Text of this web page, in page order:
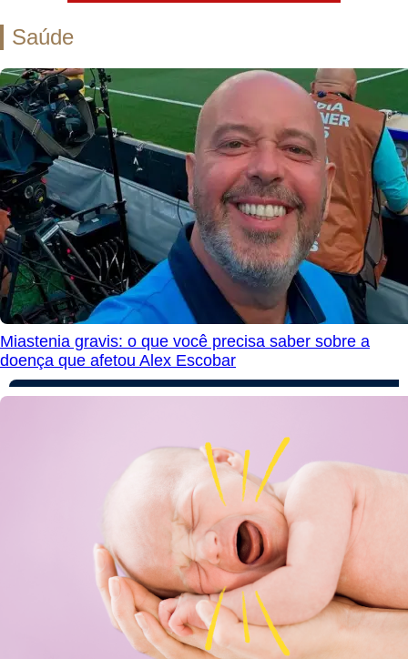
Saúde
Miastenia gravis: o que você precisa saber sobre a
doença que afetou Alex Escobar